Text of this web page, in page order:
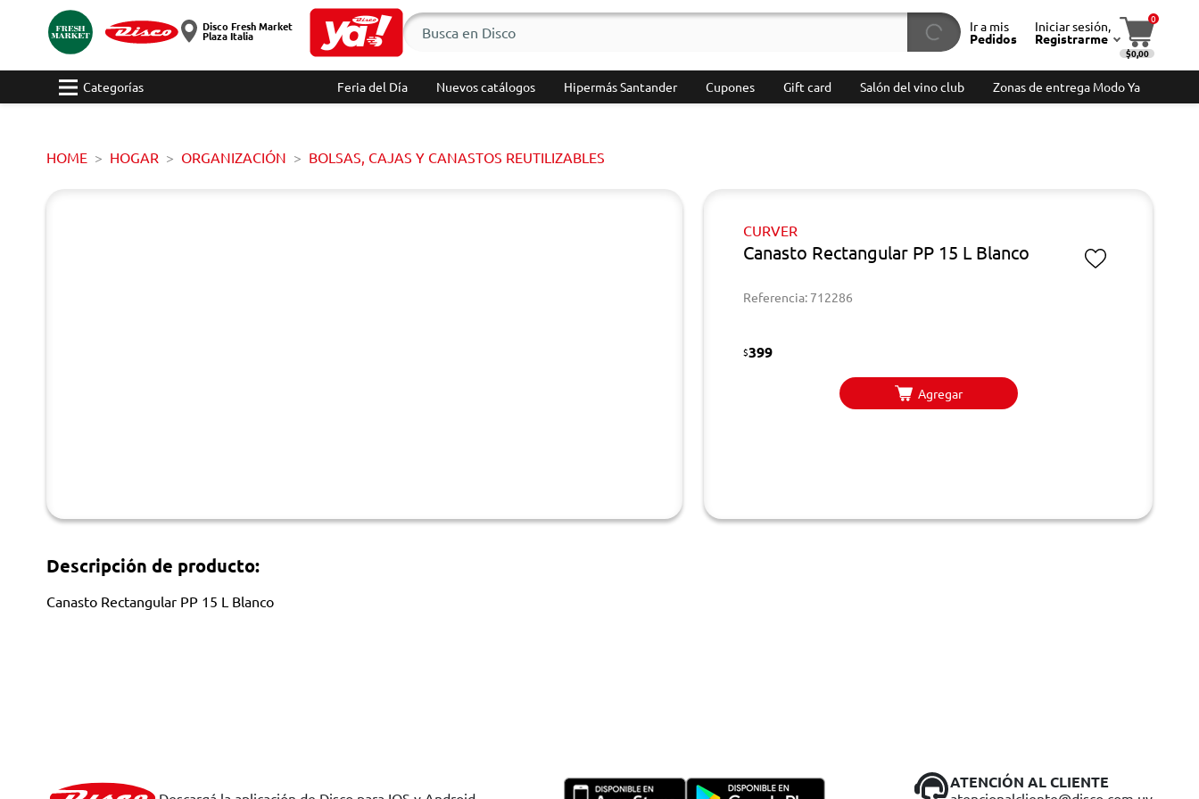
Disco Fresh Market
Plaza Italia
Ir a mis
Pedidos
Iniciar sesión,
Registrarme
0
$0,00
Categorías Feria del Día Nuevos catálogos Hipermás Santander Cupones Gift card Salón del vino club Zonas de entrega Modo Ya
HOME HOGAR ORGANIZACIÓN BOLSAS, CAJAS Y CANASTOS REUTILIZABLES
CURVER
Canasto Rectangular PP 15 L Blanco
Referencia: 712286
$399
Agregar
Descripción de producto:
Canasto Rectangular PP 15 L Blanco
ATENCIÓN AL CLIENTE